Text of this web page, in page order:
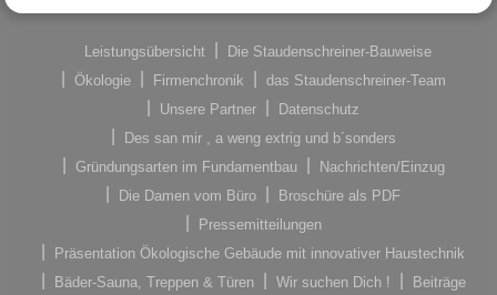
Leistungsübersicht
Die Staudenschreiner-Bauweise
Ökologie
Firmenchronik
das Staudenschreiner-Team
Unsere Partner
Datenschutz
Des san mir , a weng extrig und b´sonders
Gründungsarten im Fundamentbau
Nachrichten/Einzug
Die Damen vom Büro
Broschüre als PDF
Pressemitteilungen
Präsentation Ökologische Gebäude mit innovativer Haustechnik
Bäder-Sauna, Treppen & Türen
Wir suchen Dich !
Beiträge